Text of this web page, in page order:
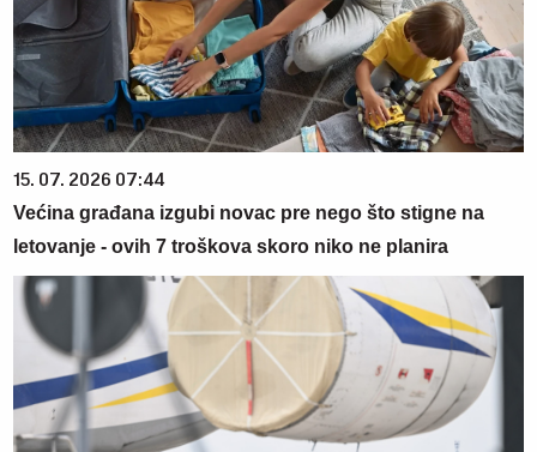
15. 07. 2026 07:44
Većina građana izgubi novac pre nego što stigne na
letovanje - ovih 7 troškova skoro niko ne planira